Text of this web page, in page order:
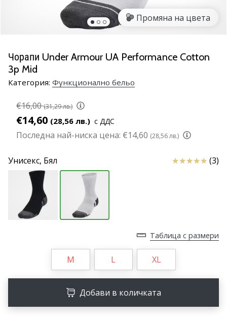
страст
като
нас?
се
като
амбасадор
на
11. 8. 2022
1 мин. четене
Партньорска
WeplayVolleyball
блог,
Промяна на цвета
Чорапи Under Armour UA Performance Cotton
3p Mid
Категория: Функционално бельо
€16,00 (31,29 лв.)
€14,60 (28,56 лв.) с ДДС
Последна най-ниска цена: €14,60 (28,56 лв.)
Унисекс, Бял Отзиви (3)
Таблица с размери
M L XL
Добави в количката